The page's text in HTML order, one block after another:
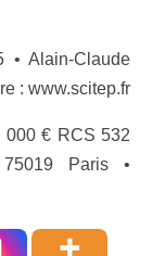
Alain-Claude
: www.scitep.fr
000 € RCS 532
Paris •